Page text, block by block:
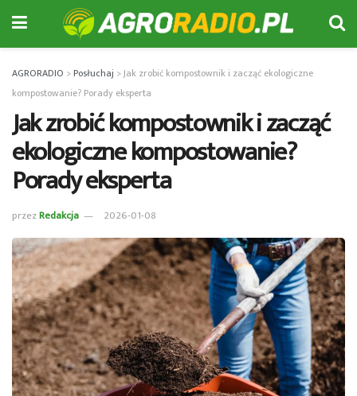
AGRORADIO >Posłuchaj >Jak zrobić kompostownik i zacząć ekologiczne
kompostowanie? Porady eksperta
Jak zrobić kompostownik i zacząć
ekologiczne kompostowanie?
Porady eksperta
przezRedakcja 2026-01-08